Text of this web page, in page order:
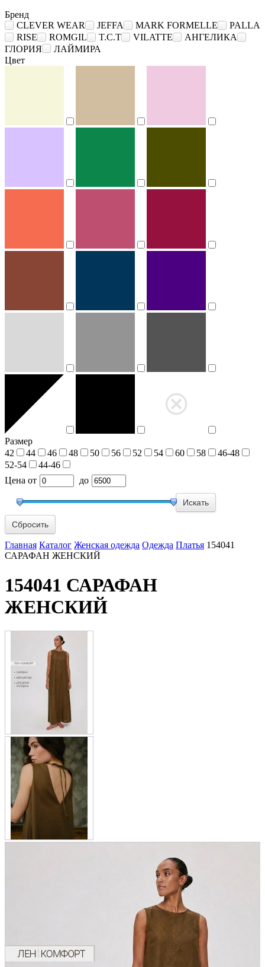
Бренд
CLEVER WEAR
JEFFA MARK FORMELLE
PALLA
RISE
ROMGIL T.C.T VILATTE
АНГЕЛИКА
ГЛОРИЯ
ЛАЙМИРА
Цвет
Размер
42
44 46 48 50 56 52 54 60 58
46-48
52-54
44-46
Цена от до
Сбросить
Главная Каталог Женская одежда Одежда Платья 154041
САРАФАН ЖЕНСКИЙ
154041 САРАФАН
ЖЕНСКИЙ